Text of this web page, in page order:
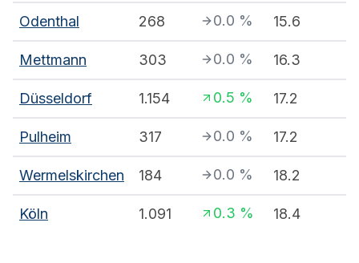
Odenthal 268 0.0 % 15.6
Mettmann 303 0.0 % 16.3
Düsseldorf 1.154 0.5 % 17.2
Pulheim 317 0.0 % 17.2
Wermelskirchen 184 0.0 % 18.2
Köln 1.091 0.3 % 18.4